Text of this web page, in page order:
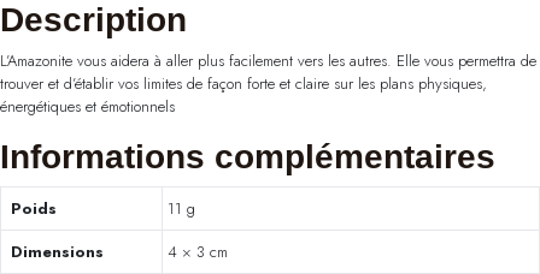
Description
L’Amazonite vous aidera à aller plus facilement vers les autres. Elle vous permettra de
trouver et d’établir vos limites de façon forte et claire sur les plans physiques,
énergétiques et émotionnels
Informations complémentaires
Poids
11 g
Dimensions
4 × 3 cm